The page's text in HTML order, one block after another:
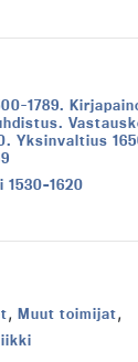
1789.
Yksinvaltius
, Teema:
Muut toimijat,